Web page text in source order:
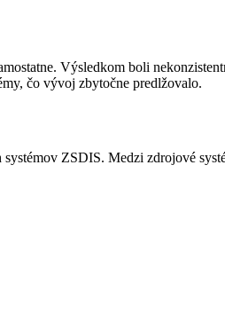
Výsledkom boli
čo vývoj zbytočne predlžovalo.
ZSDIS. Medzi zdrojové